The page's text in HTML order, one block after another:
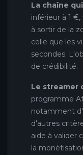
La chaîne
inférieur à 1
à sortir de la
celle que les
secondes.
de crédibilité.
Le streamer
programme
notamment
d'autres
aide à valider
la